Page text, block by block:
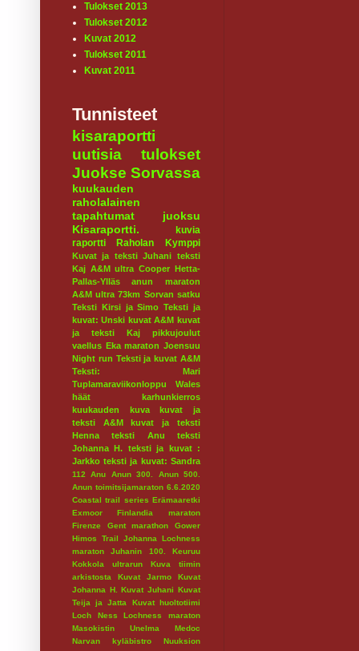
Tulokset 2013
Tulokset 2012
Kuvat 2012
Tulokset 2011
Kuvat 2011
Tunnisteet
kisaraportti
uutisia
tulokset
Juokse Sorvassa
kuukauden
raholalainen
tapahtumat
juoksu
Kisaraportti.
kuvia
raportti
Raholan Kymppi
Kuvat ja teksti Juhani teksti
Kaj A&M ultra Cooper Hetta-
Pallas-Ylläs
anun maraton
A&M ultra 73km Sorvan satku
Teksti Kirsi ja Simo Teksti ja
kuvat: Unski kuvat A&M kuvat
ja teksti Kaj
pikkujoulut
vaellus Eka maraton Joensuu
Night run Teksti ja kuvat A&M
Teksti: Mari
Tuplamaraviikonloppu
Wales
häät
karhunkierros
kuukauden kuva
kuvat ja
teksti A&M
kuvat ja teksti
Henna
teksti Anu
teksti
Johanna H. teksti ja kuvat :
Jarkko teksti ja kuvat: Sandra
112 Anu Anun 300.
Anun 500.
Anun toimitsijamaraton 6.6.2020
Coastal trail series Erämaaretki
Exmoor
Finlandia maraton
Firenze
Gent marathon
Gower
Himos Trail
Johanna Lochness
maraton
Juhanin 100.
Keuruu
Kokkola ultrarun
Kuva tiimin
arkistosta
Kuvat Jarmo
Kuvat
Johanna H.
Kuvat Juhani Kuvat
Teija ja Jatta
Kuvat huoltotiimi
Loch Ness
Lochness maraton
Masokistin Unelma
Medoc
Narvan kyläbistro
Nuuksion